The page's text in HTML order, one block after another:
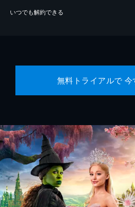
いつでも解約できる
無料トライアルで 今